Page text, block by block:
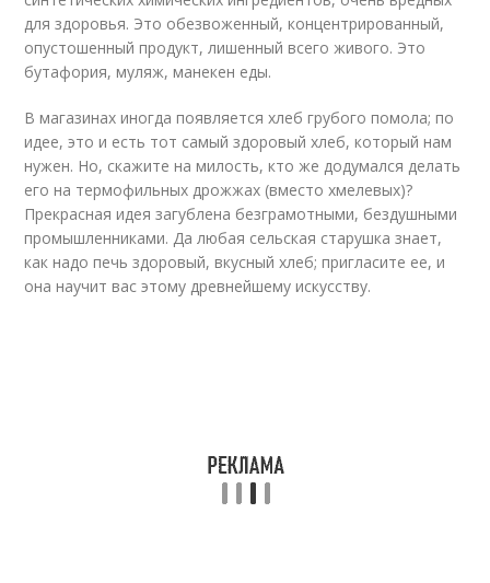
для здоровья. Это обезвоженный, концентрированный,
опустошенный продукт, лишенный всего живого. Это
бутафория, муляж, манекен еды.
В магазинах иногда появляется хлеб грубого помола; по
идее, это и есть тот самый здоровый хлеб, который нам
нужен. Но, скажите на милость, кто же додумался делать
его на термофильных дрожжах (вместо хмелевых)?
Прекрасная идея загублена безграмотными, бездушными
промышленниками. Да любая сельская старушка знает,
как надо печь здоровый, вкусный хлеб; пригласите ее, и
она научит вас этому древнейшему искусству.